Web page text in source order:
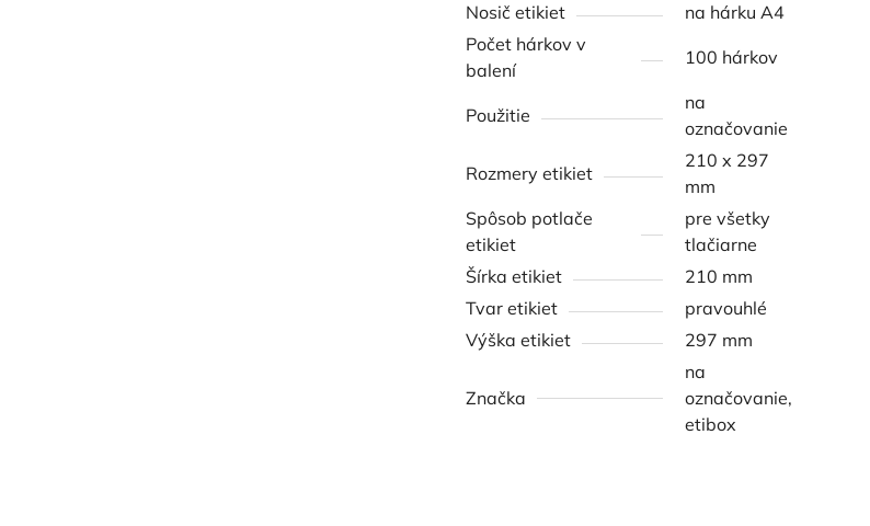
Nosič etikiet
na hárku A4
Počet hárkov v
balení
100 hárkov
Použitie
na
označovanie
Rozmery etikiet
210 x 297
mm
Spôsob potlače
etikiet
pre všetky
tlačiarne
Šírka etikiet
210 mm
Tvar etikiet
pravouhlé
Výška etikiet
297 mm
Značka
na
označovanie,
etibox